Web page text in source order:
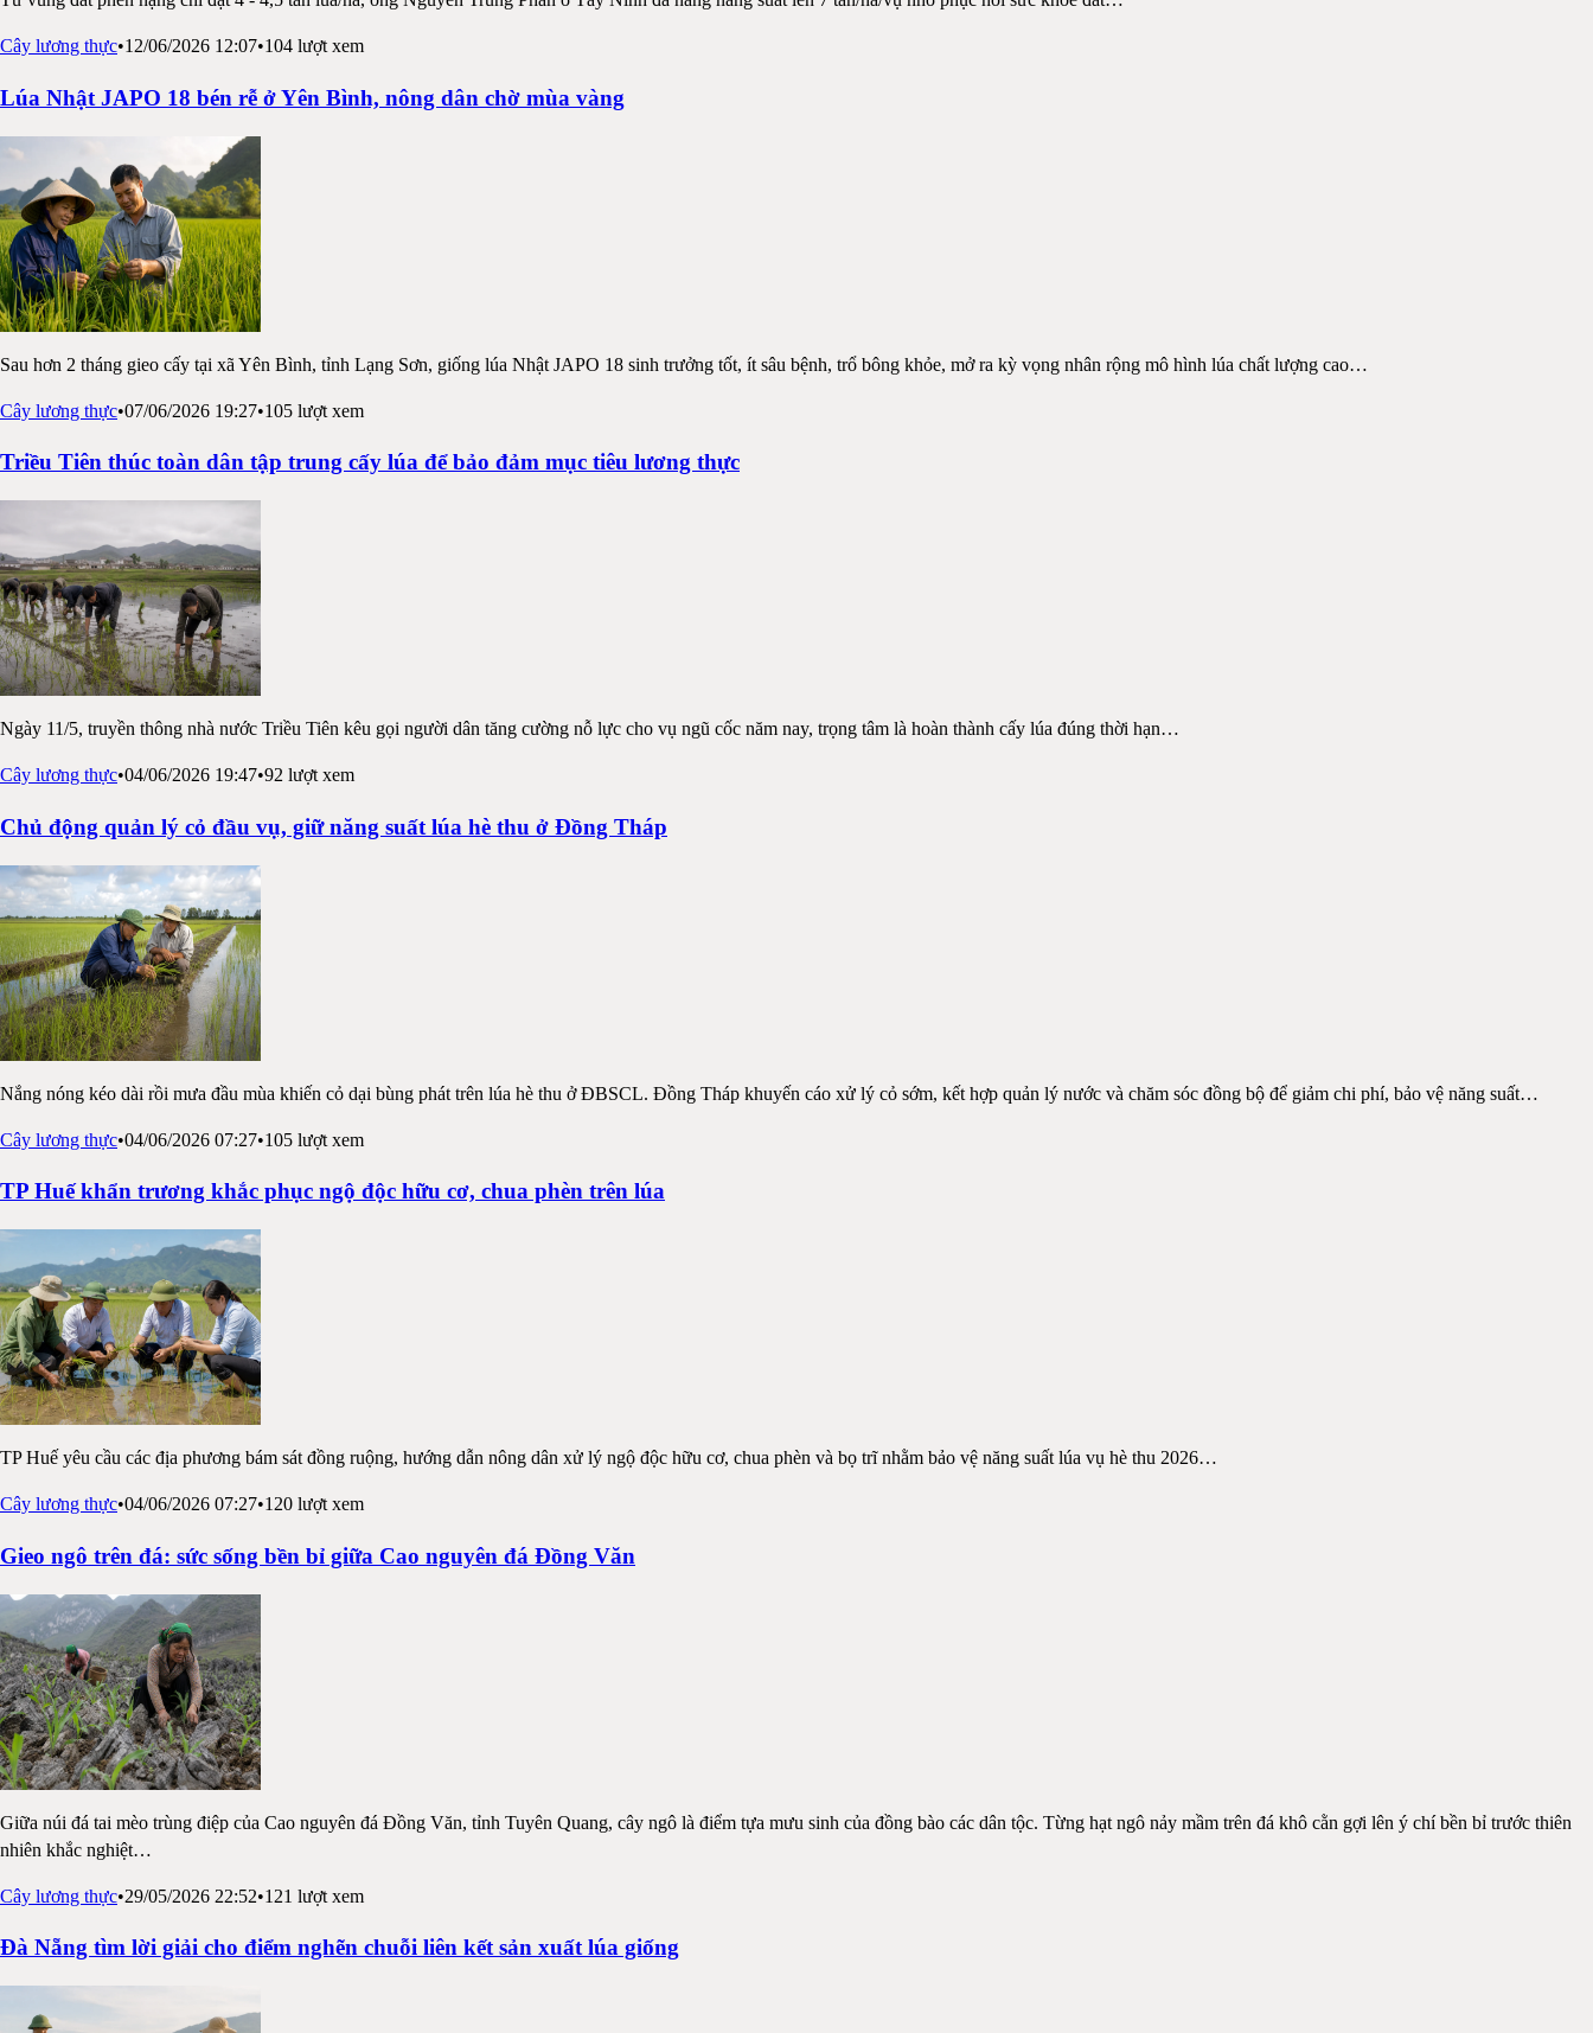
Cây lương thực•12/06/2026 12:07•104 lượt xem
Lúa Nhật JAPO 18 bén rễ ở Yên Bình, nông dân chờ mùa vàng
Sau hơn 2 tháng gieo cấy tại xã Yên Bình, tỉnh Lạng Sơn, giống lúa Nhật JAPO 18 sinh trưởng tốt, ít sâu bệnh, trổ bông khỏe, mở ra kỳ vọng nhân rộng mô hình lúa chất lượng cao…
Cây lương thực•07/06/2026 19:27•105 lượt xem
Triều Tiên thúc toàn dân tập trung cấy lúa để bảo đảm mục tiêu lương thực
Ngày 11/5, truyền thông nhà nước Triều Tiên kêu gọi người dân tăng cường nỗ lực cho vụ ngũ cốc năm nay, trọng tâm là hoàn thành cấy lúa đúng thời hạn…
Cây lương thực•04/06/2026 19:47•92 lượt xem
Chủ động quản lý cỏ đầu vụ, giữ năng suất lúa hè thu ở Đồng Tháp
Nắng nóng kéo dài rồi mưa đầu mùa khiến cỏ dại bùng phát trên lúa hè thu ở ĐBSCL. Đồng Tháp khuyến cáo xử lý cỏ sớm, kết hợp quản lý nước và chăm sóc đồng bộ để giảm chi phí, bảo vệ năng suất…
Cây lương thực•04/06/2026 07:27•105 lượt xem
TP Huế khẩn trương khắc phục ngộ độc hữu cơ, chua phèn trên lúa
TP Huế yêu cầu các địa phương bám sát đồng ruộng, hướng dẫn nông dân xử lý ngộ độc hữu cơ, chua phèn và bọ trĩ nhằm bảo vệ năng suất lúa vụ hè thu 2026…
Cây lương thực•04/06/2026 07:27•120 lượt xem
Gieo ngô trên đá: sức sống bền bỉ giữa Cao nguyên đá Đồng Văn
Giữa núi đá tai mèo trùng điệp của Cao nguyên đá Đồng Văn, tỉnh Tuyên Quang, cây ngô là điểm tựa mưu sinh của đồng bào các dân tộc. Từng hạt ngô nảy mầm trên đá khô cằn gợi lên ý chí bền bỉ trước thiên
nhiên khắc nghiệt…
Cây lương thực•29/05/2026 22:52•121 lượt xem
Đà Nẵng tìm lời giải cho điểm nghẽn chuỗi liên kết sản xuất lúa giống